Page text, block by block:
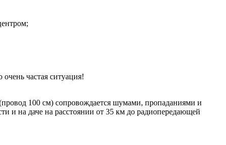
частая ситуация!
100 см) сопровождается шумами, пропаданиями и
и на даче на расстоянии от 35 км до радиопередающей